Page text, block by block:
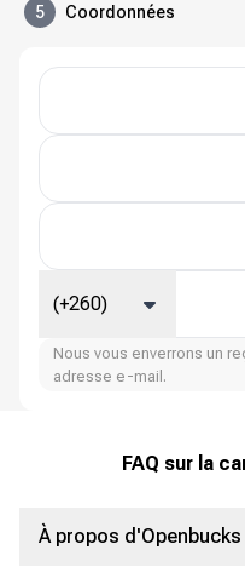
5 Coordonnées
(+260)
Nous vous enverrons un
adresse e-mail.
FAQ sur la
À propos d'Openbucks